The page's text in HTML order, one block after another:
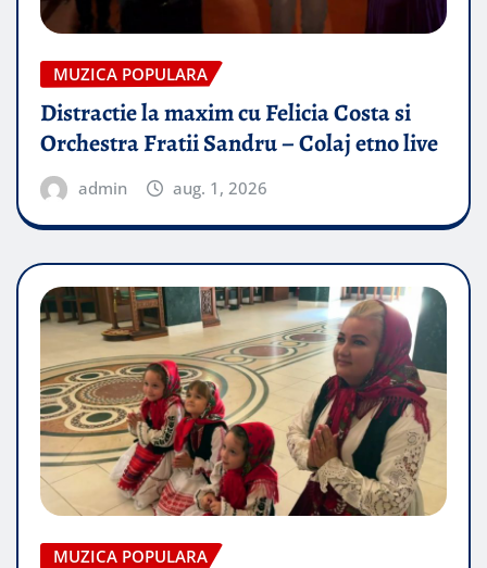
MUZICA POPULARA
Distractie la maxim cu Felicia Costa si
Orchestra Fratii Sandru – Colaj etno live
admin aug. 1, 2026
MUZICA POPULARA